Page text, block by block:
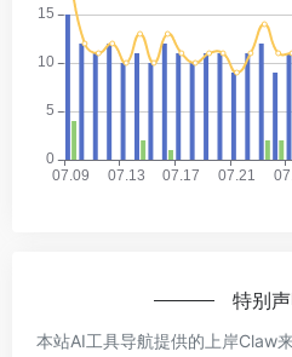
特别
本站AI工具导航提供的上岸Claw